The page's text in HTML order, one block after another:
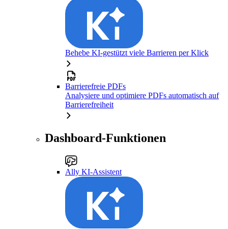
Behebe KI-gestützt viele Barrieren per Klick
Barrierefreie PDFs
Analysiere und optimiere PDFs automatisch auf
Barrierefreiheit
Dashboard-Funktionen
Ally KI-Assistent